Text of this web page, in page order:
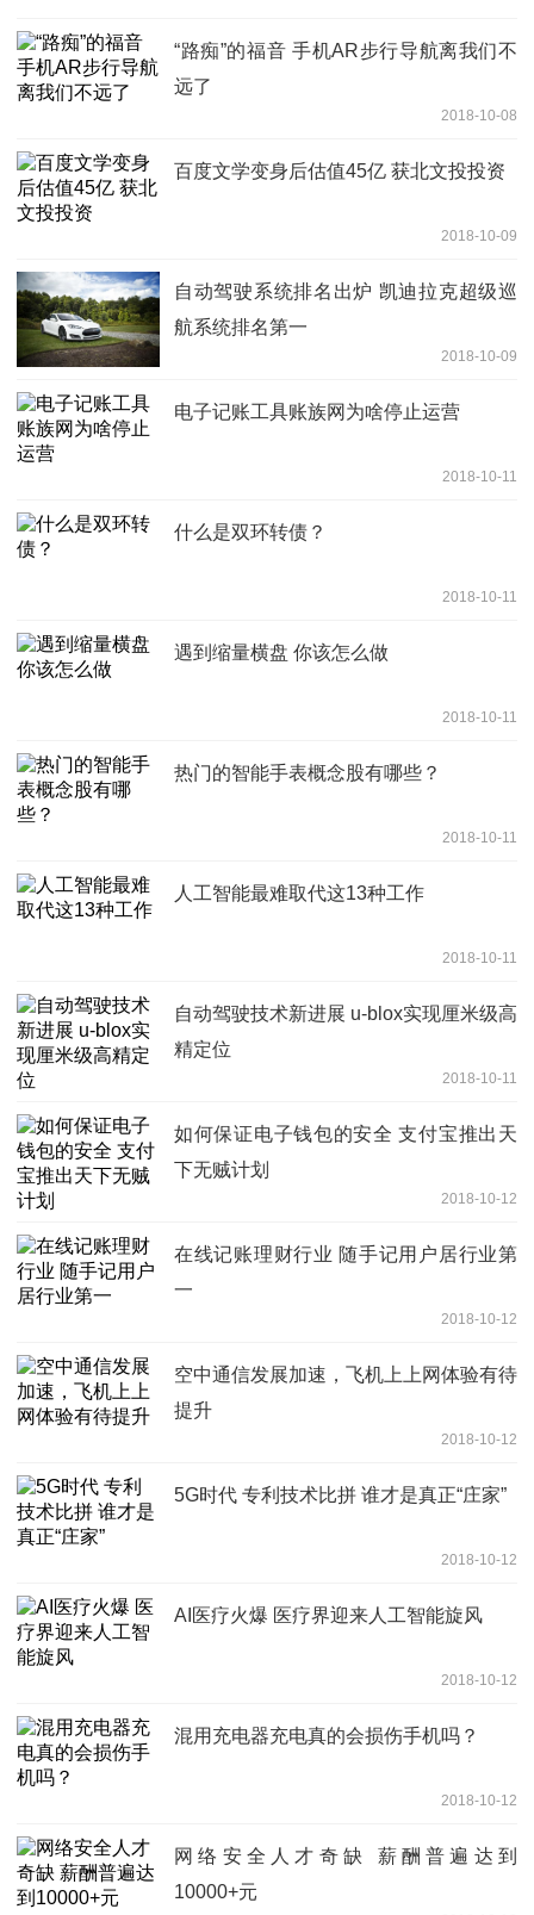
“路痴”的福音 手机AR步行导航离我们不
远了
2018-10-08
百度文学变身后估值45亿 获北文投投资
2018-10-09
自动驾驶系统排名出炉 凯迪拉克超级巡
航系统排名第一
2018-10-09
电子记账工具账族网为啥停止运营
2018-10-11
什么是双环转债？
2018-10-11
遇到缩量横盘 你该怎么做
2018-10-11
热门的智能手表概念股有哪些？
2018-10-11
人工智能最难取代这13种工作
2018-10-11
自动驾驶技术新进展 u-blox实现厘米级高
精定位
2018-10-11
如何保证电子钱包的安全 支付宝推出天
下无贼计划
2018-10-12
在线记账理财行业 随手记用户居行业第
一
2018-10-12
空中通信发展加速，飞机上上网体验有待
提升
2018-10-12
5G时代 专利技术比拼 谁才是真正“庄家”
2018-10-12
AI医疗火爆 医疗界迎来人工智能旋风
2018-10-12
混用充电器充电真的会损伤手机吗？
2018-10-12
网络安全人才奇缺 薪酬普遍达到
10000+元